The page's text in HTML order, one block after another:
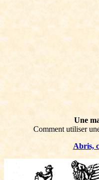
Une
Comment utiliser
Abris,